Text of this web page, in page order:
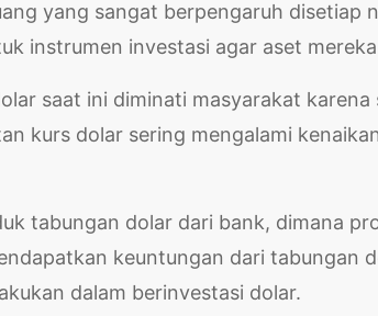
yang sangat berpengaruh disetiap
instrumen investasi agar aset
saat ini diminati masyarakat
kurs dolar sering mengalami
tabungan dolar dari bank, dimana
keuntungan dari tabungan
dalam berinvestasi dolar.